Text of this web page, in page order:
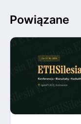
Powiązane